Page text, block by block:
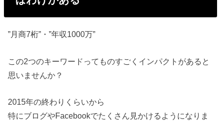
”月商7桁”・”年収1000万”
この2つのキーワードってものすごくインパクトがあると
思いませんか？
2015年の終わりくらいから
特にブログやFacebookでたくさん見かけるようになりま